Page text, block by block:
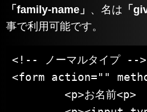
「family-name」 、名は 「
事で利用可能です。
<!-- ノーマルタイプ -->
<form action=""